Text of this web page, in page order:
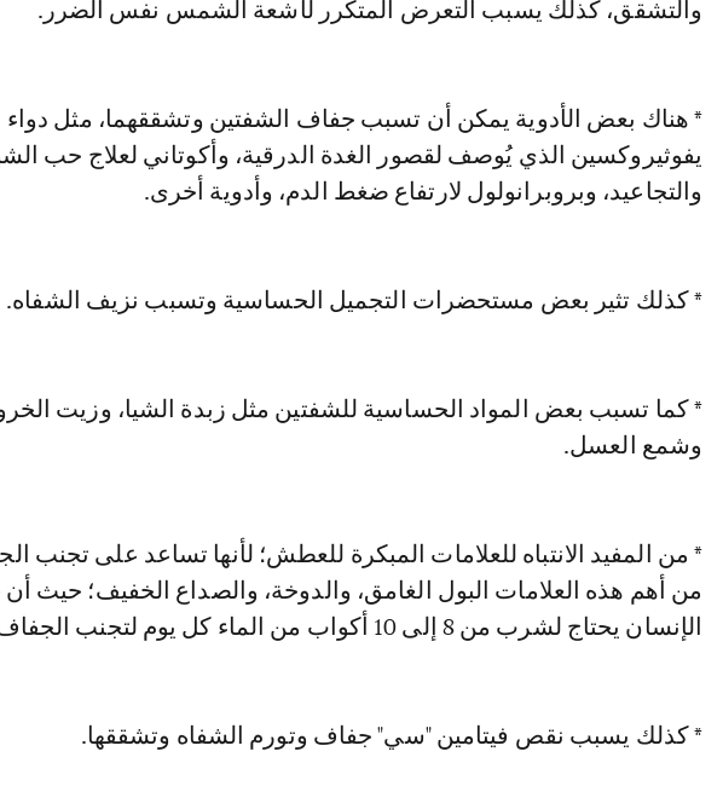
والتشقق، كذلك يسبب التعرض المتكرر لأشعة الشمس نفس الضرر.
* هناك بعض الأدوية يمكن أن تسبب جفاف الشفتين وتشققهما، مثل دواء
يفوثيروكسين الذي يُوصف لقصور الغدة الدرقية، وأكوتاني لعلاج حب
والتجاعيد، وبروبرانولول لارتفاع ضغط الدم، وأدوية أخرى.
* كذلك تثير بعض مستحضرات التجميل الحساسية وتسبب نزيف الشفاه.
* كما تسبب بعض المواد الحساسية للشفتين مثل زبدة الشيا، وزيت
وشمع العسل.
* من المفيد الانتباه للعلامات المبكرة للعطش؛ لأنها تساعد على تجنب
من أهم هذه العلامات البول الغامق، والدوخة، والصداع الخفيف؛ حيث
الإنسان يحتاج لشرب من 8 إلى 10 أكواب من الماء كل يوم لتجنب الجفاف.
* كذلك يسبب نقص فيتامين "سي" جفاف وتورم الشفاه وتشققها.